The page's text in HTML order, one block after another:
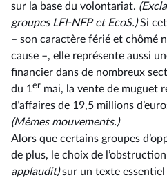
sur la base du volontariat.
groupes LFI-NFP et EcoS.)Si
–⁠ son caractère férié et chômé
cause –, elle représente aussi
financier dans de nombreux
du 1 er mai, la vente de muguet
d’affaires de 19,5 millions
(Mêmes mouvements.)
Alors que certains groupes
de plus, le choix de l’obstruction
applaudit)sur un texte